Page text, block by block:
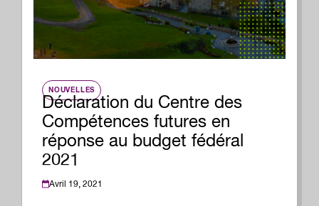
NOUVELLES
Déclaration du Centre des
Compétences futures en
réponse au budget fédéral
2021
Avril 19, 2021